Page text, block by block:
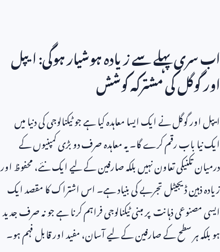
اب سری پہلے سے زیادہ ہوشیار ہوگی: ایپل
اور گوگل کی مشترکہ کوشش
ایپل اور گوگل نے ایک ایسا معاہدہ کیا ہے جو ٹیکنالوجی کی دنیا میں
ایک نیا باب رقم کرے گا۔ یہ معاہدہ صرف دو بڑی کمپنیوں کے
درمیان تکنیکی تعاون نہیں بلکہ صارفین کے لیے ایک نئے، محفوظ اور
زیادہ ذہین ڈیجیٹل تجربے کی بنیاد ہے۔ اس اشتراک کا مقصد ایک
ایسی مصنوعی ذہانت پر مبنی ٹیکنالوجی فراہم کرنا ہے جو نہ صرف جدید
ہو بلکہ ہر سطح کے صارفین کے لیے آسان، مفید اور قابل فہم ہو۔